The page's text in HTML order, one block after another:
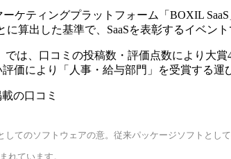
ーケティングプラットフォーム「BOXIL
算出した基準で、SaaSを表彰するイベント
では、口コミの投稿数・評価点数により
価により「人事・給与部門」を受賞する運
の口コミ
してのソフトウェアの意。従来パッケージソフトと
れています。